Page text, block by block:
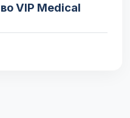
VIP Medical